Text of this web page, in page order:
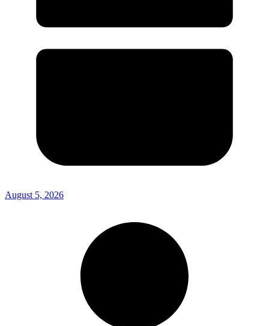
August 5, 2026